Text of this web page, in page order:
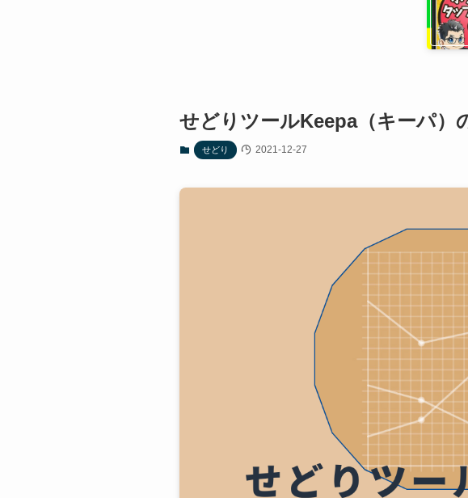
せどりツールKeepa（キーパ）
せどり 2021-12-27